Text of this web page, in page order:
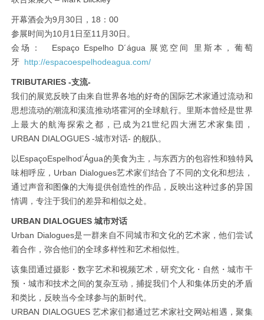
开幕酒会为9月30日，18：00
参展时间为10月1日至11月30日。
会场： Espaço Espelho D´água 展览空间 里斯本，葡萄
牙
http://espacoespelhodeagua.com/
TRIBUTARIES -支流-
我们的展览反映了由来自世界各地的好奇的国际艺术家通过流动和
思想流动的潮流和溪流推动塔霍河的全球航行。里斯本曾经是世界
上最大的航海探索之都，已成为21世纪四大洲艺术家集団，
URBAN DIALOGUES -城市对话- 的舰队。
以EspaçoEspelhod’Água的美食为主，与东西方的包容性和独特风
味相呼应，Urban Dialogues艺术家们结合了不同的文化和想法，
通过声音和图像的大海提供创造性的作品，反映出这种过多的异国
情调，专注于我们的差异和相似之处。
URBAN DIALOGUES 城市对话
Urban Dialogues是一群来自不同城市和文化的艺术家，他们尝试
着合作，弥合他们的全球多样性和艺术相似性。
该集団通过摄影・数字艺术和视频艺术，研究文化・自然・城市干
预・城市和技术之间的复杂互动，捕捉我们个人和集体历史的矛盾
和类比，反映当今全球参与的新时代。
URBAN DIALOGUES 艺术家们都通过艺术家社交网站相遇，聚集